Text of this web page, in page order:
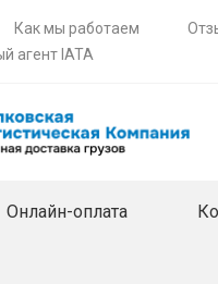
Как мы работаем
агент IATA
Онлайн-оплата